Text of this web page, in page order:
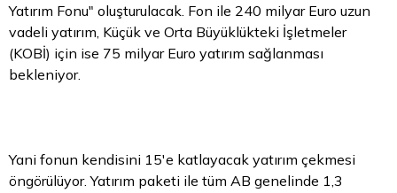
Yatırım Fonu" oluşturulacak. Fon ile 240 milyar Euro uzun
vadeli yatırım, Küçük ve Orta Büyüklükteki İşletmeler
(KOBİ) için ise 75 milyar Euro yatırım sağlanması
bekleniyor.
Yani fonun kendisini 15'e katlayacak yatırım çekmesi
öngörülüyor. Yatırım paketi ile tüm AB genelinde 1,3